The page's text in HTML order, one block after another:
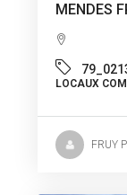
MENDES
LOCAUX
FRUY